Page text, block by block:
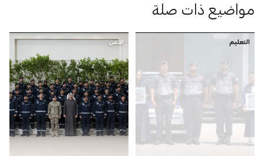
مواضيع ذات صلة
التعليم الأمن